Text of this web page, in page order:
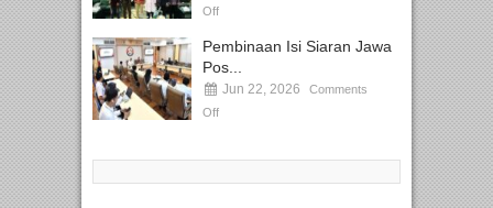
Off
Pembinaan Isi Siaran Jawa
Pos...
Jun 22, 2026
Comments
Off